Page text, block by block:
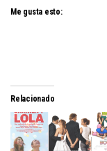
Me gusta esto:
Relacionado